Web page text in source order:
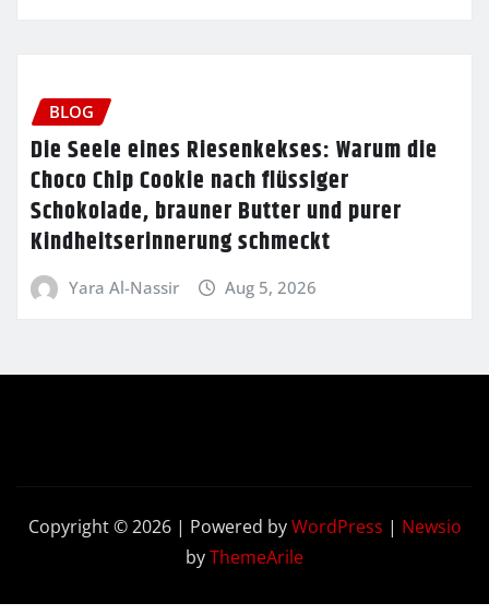
BLOG
Die Seele eines Riesenkekses: Warum die
Choco Chip Cookie nach flüssiger
Schokolade, brauner Butter und purer
Kindheitserinnerung schmeckt
Yara Al-Nassir Aug 5, 2026
Copyright © 2026 | Powered byWordPress | Newsio
byThemeArile